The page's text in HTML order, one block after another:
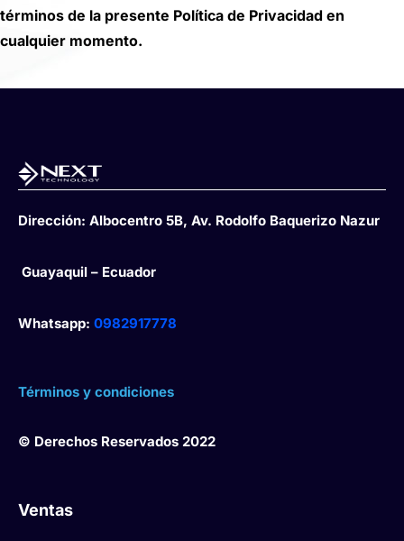
términos de la presente Política de Privacidad en
cualquier momento.
Dirección: Albocentro 5B, Av. Rodolfo Baquerizo Nazur
Guayaquil – Ecuador
Whatsapp: 0982917778
Términos y condiciones
© Derechos Reservados 2022
Ventas